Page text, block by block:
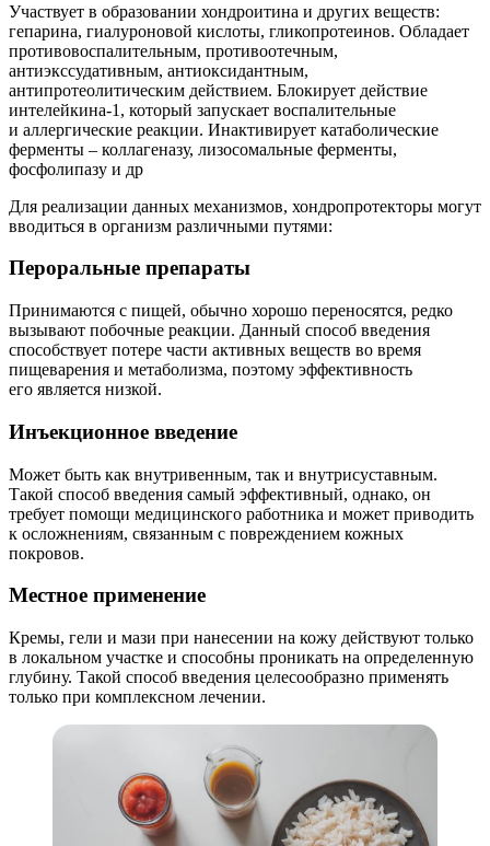
Участвует в образовании хондроитина и других веществ:
гепарина, гиалуроновой кислоты, гликопротеинов. Обладает
противовоспалительным, противоотечным,
антиэкссудативным, антиоксидантным,
антипротеолитическим действием. Блокирует действие
интелейкина-1, который запускает воспалительные
и аллергические реакции. Инактивирует катаболические
ферменты – коллагеназу, лизосомальные ферменты,
фосфолипазу и др
Для реализации данных механизмов, хондропротекторы могут
вводиться в организм различными путями:
Пероральные препараты
Принимаются с пищей, обычно хорошо переносятся, редко
вызывают побочные реакции. Данный способ введения
способствует потере части активных веществ во время
пищеварения и метаболизма, поэтому эффективность
его является низкой.
Инъекционное введение
Может быть как внутривенным, так и внутрисуставным.
Такой способ введения самый эффективный, однако, он
требует помощи медицинского работника и может приводить
к осложнениям, связанным с повреждением кожных
покровов.
Местное применение
Кремы, гели и мази при нанесении на кожу действуют только
в локальном участке и способны проникать на определенную
глубину. Такой способ введения целесообразно применять
только при комплексном лечении.